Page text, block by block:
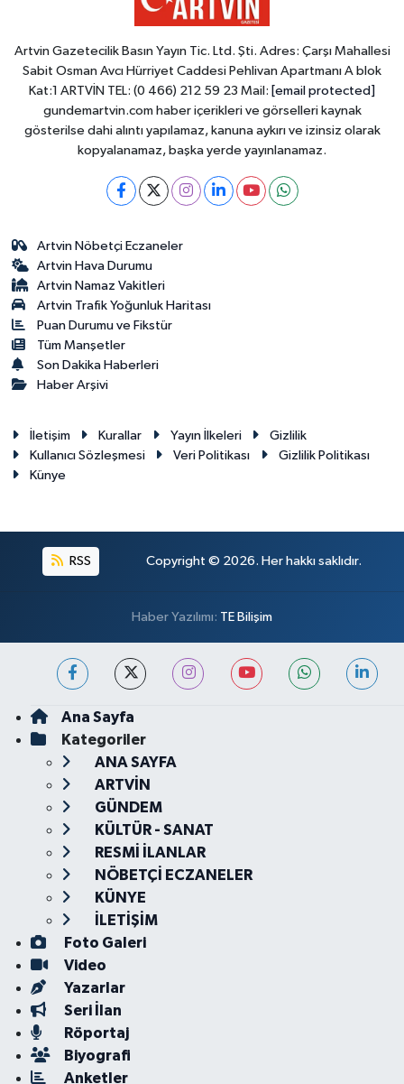
Artvin Gazetecilik Basın Yayın Tic. Ltd. Şti. Adres: Çarşı Mahallesi
Sabit Osman Avcı Hürriyet Caddesi Pehlivan Apartmanı A blok
Kat:1 ARTVİN TEL: (0 466) 212 59 23 Mail: [email protected]
gundemartvin.com haber içerikleri ve görselleri kaynak
gösterilse dahi alıntı yapılamaz, kanuna aykırı ve izinsiz olarak
kopyalanamaz, başka yerde yayınlanamaz.
Artvin Nöbetçi Eczaneler
Artvin Hava Durumu
Artvin Namaz Vakitleri
Artvin Trafik Yoğunluk Haritası
Puan Durumu ve Fikstür
Tüm Manşetler
Son Dakika Haberleri
Haber Arşivi
İletişim Kurallar Yayın İlkeleri
Gizlilik
Kullanıcı Sözleşmesi
Veri Politikası
Gizlilik Politikası
Künye
RSS Copyright © 2026. Her hakkı saklıdır.
Haber Yazılımı: TE Bilişim
Ana Sayfa
Kategoriler
ANA SAYFA
ARTVİN
GÜNDEM
KÜLTÜR - SANAT
RESMİ İLANLAR
NÖBETÇİ ECZANELER
KÜNYE
İLETİŞİM
Foto Galeri
Video
Yazarlar
Seri İlan
Röportaj
Biyografi
Anketler